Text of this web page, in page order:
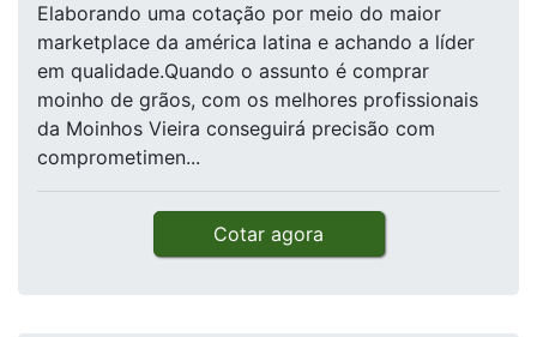
Elaborando uma cotação por meio do maior
marketplace da américa latina e achando a líder
em qualidade.Quando o assunto é comprar
moinho de grãos, com os melhores profissionais
da Moinhos Vieira conseguirá precisão com
comprometimen...
Cotar agora